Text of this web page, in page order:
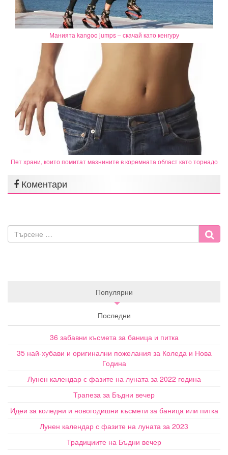
Манията kangoo jumps – скачай като кенгуру
Пет храни, които помитат мазнините в коремната област като торнадо
Коментари
Популярни
Последни
36 забавни късмета за баница и питка
35 най-хубави и оригинални пожелания за Коледа и Нова
Година
Лунен календар с фазите на луната за 2022 година
Трапеза за Бъдни вечер
Идеи за коледни и новогодишни късмети за баница или питка
Лунен календар с фазите на луната за 2023
Традициите на Бъдни вечер